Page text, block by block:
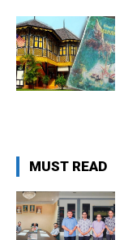
MUST READ